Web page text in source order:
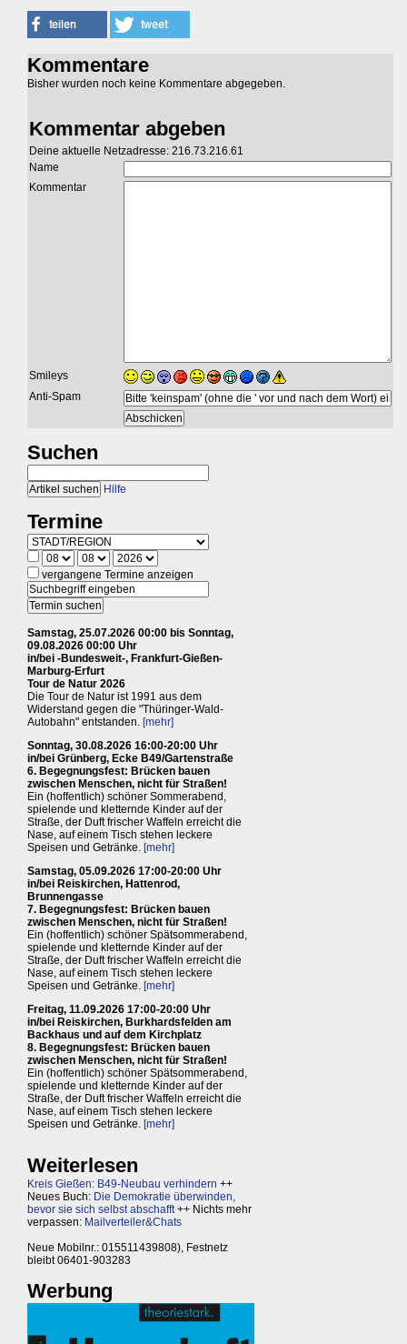
Kommentare
Bisher wurden noch keine Kommentare abgegeben.
Kommentar abgeben
Deine aktuelle Netzadresse: 216.73.216.61
Name
Kommentar
Smileys
Anti-Spam
Suchen
Hilfe
Termine
vergangene Termine anzeigen
Samstag, 25.07.2026 00:00 bis Sonntag,
09.08.2026 00:00 Uhr
in/bei -Bundesweit-, Frankfurt-Gießen-
Marburg-Erfurt
Tour de Natur 2026
Die Tour de Natur ist 1991 aus dem
Widerstand gegen die "Thüringer-Wald-
Autobahn" entstanden. [mehr]
Sonntag, 30.08.2026 16:00-20:00 Uhr
in/bei Grünberg, Ecke B49/Gartenstraße
6. Begegnungsfest: Brücken bauen
zwischen Menschen, nicht für Straßen!
Ein (hoffentlich) schöner Sommerabend,
spielende und kletternde Kinder auf der
Straße, der Duft frischer Waffeln erreicht die
Nase, auf einem Tisch stehen leckere
Speisen und Getränke. [mehr]
Samstag, 05.09.2026 17:00-20:00 Uhr
in/bei Reiskirchen, Hattenrod,
Brunnengasse
7. Begegnungsfest: Brücken bauen
zwischen Menschen, nicht für Straßen!
Ein (hoffentlich) schöner Spätsommerabend,
spielende und kletternde Kinder auf der
Straße, der Duft frischer Waffeln erreicht die
Nase, auf einem Tisch stehen leckere
Speisen und Getränke. [mehr]
Freitag, 11.09.2026 17:00-20:00 Uhr
in/bei Reiskirchen, Burkhardsfelden am
Backhaus und auf dem Kirchplatz
8. Begegnungsfest: Brücken bauen
zwischen Menschen, nicht für Straßen!
Ein (hoffentlich) schöner Spätsommerabend,
spielende und kletternde Kinder auf der
Straße, der Duft frischer Waffeln erreicht die
Nase, auf einem Tisch stehen leckere
Speisen und Getränke. [mehr]
Weiterlesen
Kreis Gießen: B49-Neubau verhindern ++
Neues Buch: Die Demokratie überwinden,
bevor sie sich selbst abschafft++ Nichts mehr
verpassen: Mailverteiler&Chats
Neue Mobilnr.: 015511439808), Festnetz
bleibt 06401-903283
Werbung